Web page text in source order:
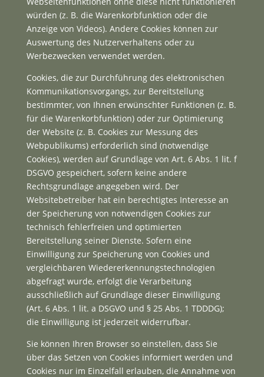
würden (z. B. die Warenkorbfunktion oder die
Anzeige von Videos). Andere Cookies können zur
Auswertung des Nutzerverhaltens oder zu
Werbezwecken verwendet werden.
Cookies, die zur Durchführung des elektronischen
Kommunikationsvorgangs, zur Bereitstellung
bestimmter, von Ihnen erwünschter Funktionen (z. B.
für die Warenkorbfunktion) oder zur Optimierung
der Website (z. B. Cookies zur Messung des
Webpublikums) erforderlich sind (notwendige
Cookies), werden auf Grundlage von Art. 6 Abs. 1 lit. f
DSGVO gespeichert, sofern keine andere
Rechtsgrundlage angegeben wird. Der
Websitebetreiber hat ein berechtigtes Interesse an
der Speicherung von notwendigen Cookies zur
technisch fehlerfreien und optimierten
Bereitstellung seiner Dienste. Sofern eine
Einwilligung zur Speicherung von Cookies und
vergleichbaren Wiedererkennungstechnologien
abgefragt wurde, erfolgt die Verarbeitung
ausschließlich auf Grundlage dieser Einwilligung
(Art. 6 Abs. 1 lit. a DSGVO und § 25 Abs. 1 TDDDG);
die Einwilligung ist jederzeit widerrufbar.
Sie können Ihren Browser so einstellen, dass Sie
über das Setzen von Cookies informiert werden und
Cookies nur im Einzelfall erlauben, die Annahme von